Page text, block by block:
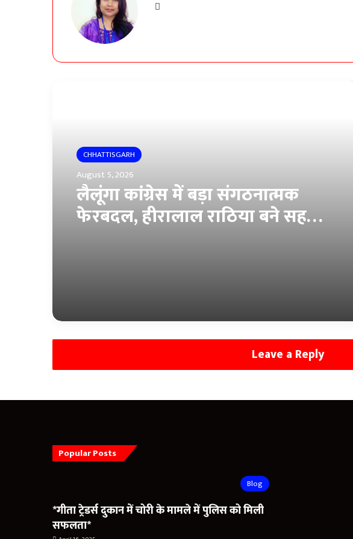
CHHATTISGARH
August 5, 2026
प्लेसमेंट कर्मचारियों की न्यायोचित
मांगों को मिला रायपुर नगर निगम
Leave a Reply
Popular Posts
Blog
*गीता ट्रेडर्स दुकान में चोरी के मामले में पुलिस को मिली
सफलता*